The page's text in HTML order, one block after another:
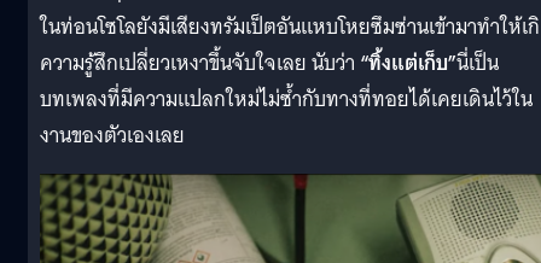
ในท่อนโซโลยังมีเสียงทรัมเป็ตอันแหบโหยซึมซ่านเข้ามาทำให้เ
ความรู้สึกเปลี่ยวเหงาขึ้นจับใจเลย นับว่า “ทิ้งแต่เก็บ”นี่เป็น
บทเพลงที่มีความแปลกใหม่ไม่ซ้ำกับทางที่ทอยได้เคยเดินไว้ใน
งานของตัวเองเลย